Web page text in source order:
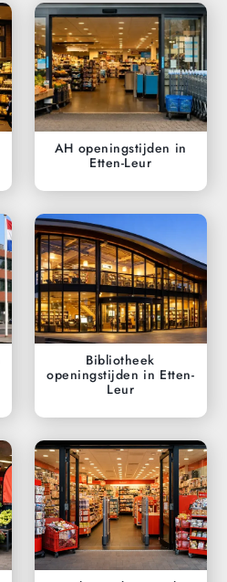
AH openingstijden in
Etten-Leur
Bibliotheek
openingstijden in Etten-
Leur